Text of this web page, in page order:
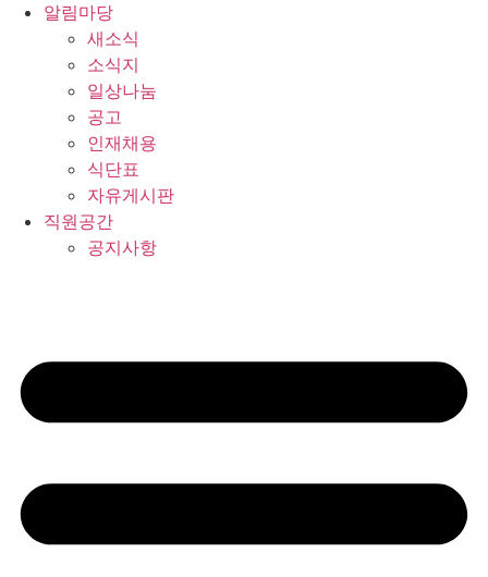
알림마당
새소식
소식지
일상나눔
공고
인재채용
식단표
자유게시판
직원공간
공지사항